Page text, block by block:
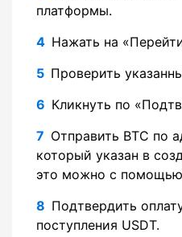
платформы.
Нажать на
Проверить
Кликнуть по
Отправить BTC по
который указан в
это можно с помощью
Подтвердить
поступления USDT.